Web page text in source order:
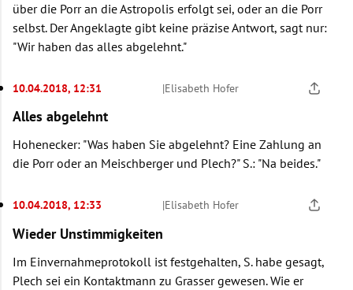
über die Porr an die Astropolis erfolgt sei, oder an die Porr
selbst. Der Angeklagte gibt keine präzise Antwort, sagt nur:
"Wir haben das alles abgelehnt."
10.04.2018, 12:31 |Elisabeth Hofer
Alles abgelehnt
Hohenecker: "Was haben Sie abgelehnt? Eine Zahlung an
die Porr oder an Meischberger und Plech?" S.: "Na beides."
10.04.2018, 12:33 |Elisabeth Hofer
Wieder Unstimmigkeiten
Im Einvernahmeprotokoll ist festgehalten, S. habe gesagt,
Plech sei ein Kontaktmann zu Grasser gewesen. Wie er